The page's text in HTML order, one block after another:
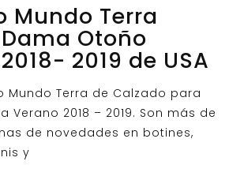
Mundo Terra
Otoño
2019 de USA
Mundo Terra de Calzado para
Verano 2018 – 2019. Son más de
de novedades en botines,
y